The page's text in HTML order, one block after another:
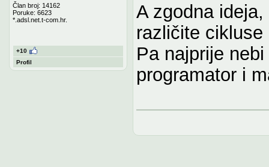
Član broj: 14162
Poruke: 6623
*.adsl.net.t-com.hr.
+10
Profil
A zgodna
različite
Pa najprije
programator i